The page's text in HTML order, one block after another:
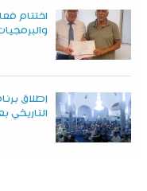
اختتام
إطلاق
التاريخي